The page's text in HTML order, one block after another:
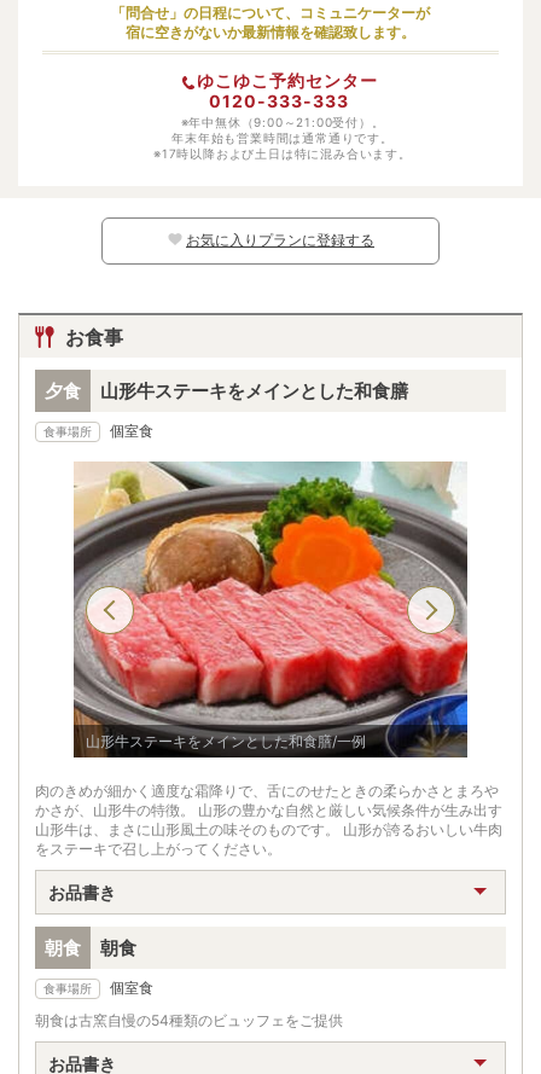
小学生（低学年） 大人料金の50%
幼児（寝具・食事あり） 大人料金の50%
1650円
6930円
幼児（寝具・食事なし） 無料
い日程ではお子様はご予約いただけません。
「問合せ」の日程について、コミュニケーターが
宿に空きがないか最新情報を確認致します。
ゆこゆこ予約センター
0120-333-333
※年中無休（9:00～21:00受付）。
年末年始も営業時間は通常通りです。
※17時以降および土日は特に混み合います。
お気に入りプランに登録する
お食事
夕食 山形牛ステーキをメインとした和食膳
食事場所 個室食
山形牛ステーキをメインとした和食膳/一例
肉のきめが細かく適度な霜降りで、舌にのせたときの柔らかさとまろや
かさが、山形牛の特徴。 山形の豊かな自然と厳しい気候条件が生み出す
山形牛は、まさに山形風土の味そのものです。 山形が誇るおいしい牛肉
をステーキで召し上がってください。
お品書き
朝食 朝食
食事場所
個室食
朝食は古窯自慢の54種類のビュッフェをご提供
お品書き